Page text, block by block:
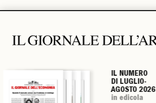
IL NUMERO
DI LUGLIO-
AGOSTO 2026
in edicola
IL NUMERO
DI LUGLIO-
AGOSTO 2026
in edicola
IL NUMERO
DI LUGLIO-
AGOSTO 2026
in edicola
IL NUMERO
DI LUGLIO-
AGOSTO 2026
in edicola